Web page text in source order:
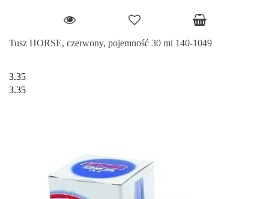
Tusz HORSE, czerwony, pojemność 30 ml 140-1049
3.35
3.35